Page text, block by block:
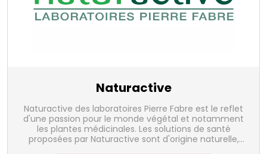
Naturactive
Naturactive des laboratoires Pierre Fabre est le reflet
d'une passion pour le monde végétal et notamment
les plantes médicinales. Les solutions de santé
proposées par Naturactive sont d'origine naturelle,